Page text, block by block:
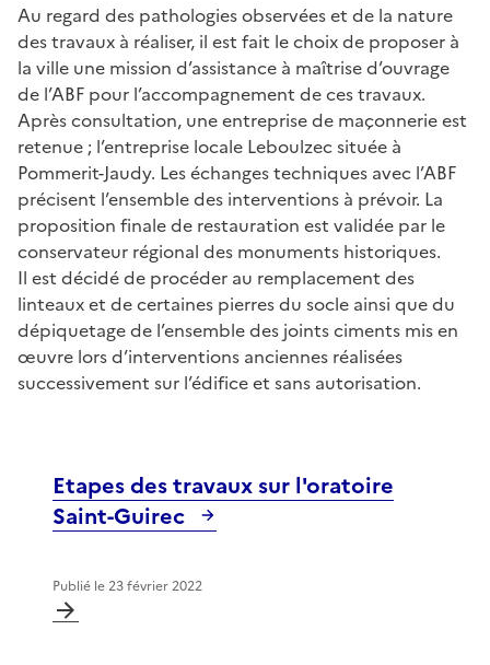
Au regard des pathologies observées et de la nature
des travaux à réaliser, il est fait le choix de proposer à
la ville une mission d’assistance à maîtrise d’ouvrage
de l’ABF pour l’accompagnement de ces travaux.
Après consultation, une entreprise de maçonnerie est
retenue ; l’entreprise locale Leboulzec située à
Pommerit-Jaudy. Les échanges techniques avec l’ABF
précisent l’ensemble des interventions à prévoir. La
proposition finale de restauration est validée par le
conservateur régional des monuments historiques.
Il est décidé de procéder au remplacement des
linteaux et de certaines pierres du socle ainsi que du
dépiquetage de l’ensemble des joints ciments mis en
œuvre lors d’interventions anciennes réalisées
successivement sur l’édifice et sans autorisation.
Etapes des travaux sur l'oratoire
Saint-Guirec
Publié le23 février 2022